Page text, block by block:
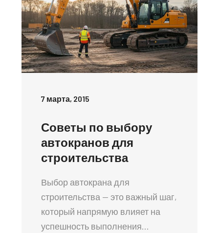
7 марта, 2015
Советы по выбору
автокранов для
строительства
Выбор автокрана для
строительства — это важный шаг,
который напрямую влияет на
успешность выполнения…